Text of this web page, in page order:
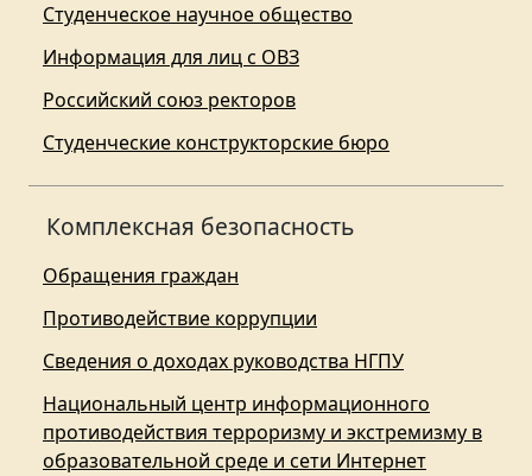
Студенческое научное общество
Информация для лиц с ОВЗ
Российский союз ректоров
Студенческие конструкторские бюро
Комплексная безопасность
Обращения граждан
Противодействие коррупции
Сведения о доходах руководства НГПУ
Национальный центр информационного
противодействия терроризму и экстремизму в
образовательной среде и сети Интернет